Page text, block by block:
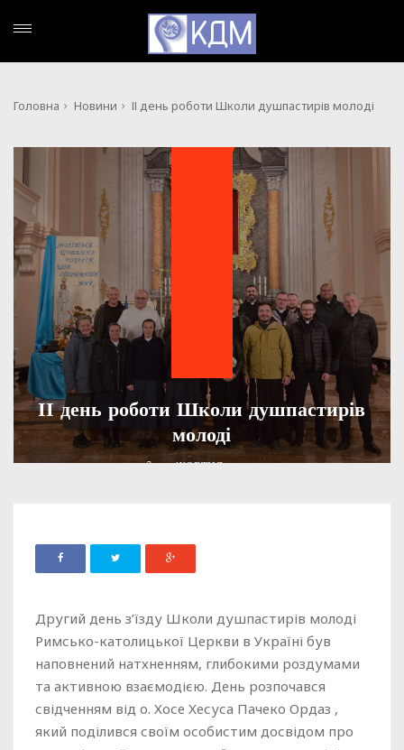
Головна Новини ІІ день роботи Школи душпастирів молоді
ІІ день роботи Школи душпастирів
молоді
ADMIN 19 ЖОВТНЯ, 2024 713
Другий день з’їзду Школи душпастирів молоді
Римсько-католицької Церкви в Україні був
наповнений натхненням, глибокими роздумами
та активною взаємодією. День розпочався
свідченням від о. Хосе Хесуса Пачеко Ордаз ,
який поділився своїм особистим досвідом про